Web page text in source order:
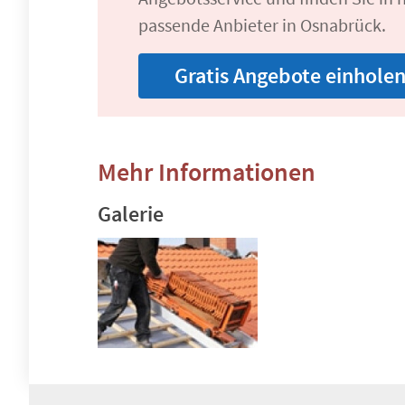
passende Anbieter in Osnabrück.
Gratis Angebote einholen
Mehr Informationen
Galerie